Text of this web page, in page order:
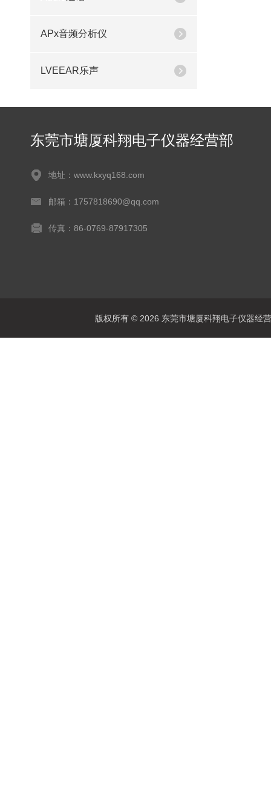
APx音频分析仪
LVEEAR乐声
东莞市塘厦科翔电子仪器经营部
地址：www.kxyq168.com
邮箱：1757818690@qq.com
传真：86-0769-87917305
版权所有 © 2026 东莞市塘厦科翔电子仪器